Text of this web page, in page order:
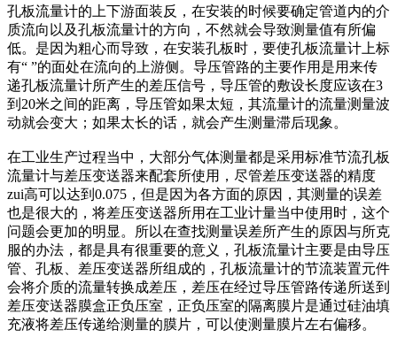
孔板流量计的上下游面装反，在安装的时候要确定管道内的介
质流向以及孔板流量计的方向，不然就会导致测量值有所偏
低。是因为粗心而导致，在安装孔板时，要使孔板流量计上标
有“ ”的面处在流向的上游侧。导压管路的主要作用是用来传
递孔板流量计所产生的差压信号，导压管的敷设长度应该在3
到20米之间的距离，导压管如果太短，其流量计的流量测量波
动就会变大；如果太长的话，就会产生测量滞后现象。
在工业生产过程当中，大部分气体测量都是采用标准节流孔板
流量计与差压变送器来配套所使用，尽管差压变送器的精度
zui高可以达到0.075，但是因为各方面的原因，其测量的误差
也是很大的，将差压变送器所用在工业计量当中使用时，这个
问题会更加的明显。所以在查找测量误差所产生的原因与所克
服的办法，都是具有很重要的意义，孔板流量计主要是由导压
管、孔板、差压变送器所组成的，孔板流量计的节流装置元件
会将介质的流量转换成差压，差压在经过导压管路传递所送到
差压变送器膜盒正负压室，正负压室的隔离膜片是通过硅油填
充液将差压传递给测量的膜片，可以使测量膜片左右偏移。